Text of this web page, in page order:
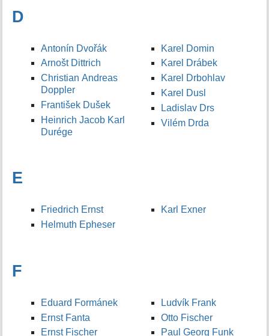
D
Antonín Dvořák
Arnošt Dittrich
Christian Andreas
Doppler
František Dušek
Heinrich Jacob Karl
Durége
Karel Domin
Karel Drábek
Karel Drbohlav
Karel Dusl
Ladislav Drs
Vilém Drda
E
Friedrich Ernst
Helmuth Epheser
Karl Exner
F
Eduard Formánek
Ernst Fanta
Ernst Fischer
Ludvík Frank
Otto Fischer
Paul Georg Funk